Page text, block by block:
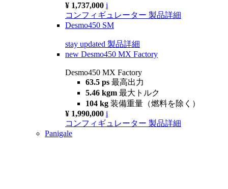
¥ 1,737,000 i
コンフィギュレーター 製品詳細
Desmo450 SM
stay updated 製品詳細
new Desmo450 MX Factory
Desmo450 MX Factory
63.5 ps 最高出力
5.46 kgm 最大トルク
104 kg 装備重量（燃料を除く）
¥ 1,990,000 i
コンフィギュレーター 製品詳細
Panigale